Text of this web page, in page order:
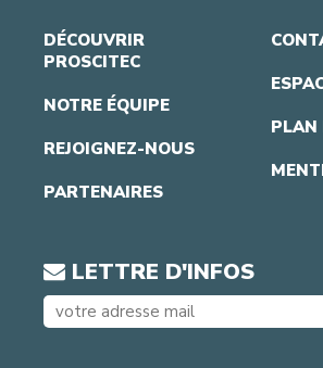
DÉCOUVRIR
PROSCITEC
NOTRE ÉQUIPE
REJOIGNEZ-NOUS
PARTENAIRES
PLAN
LETTRE D'INFOS